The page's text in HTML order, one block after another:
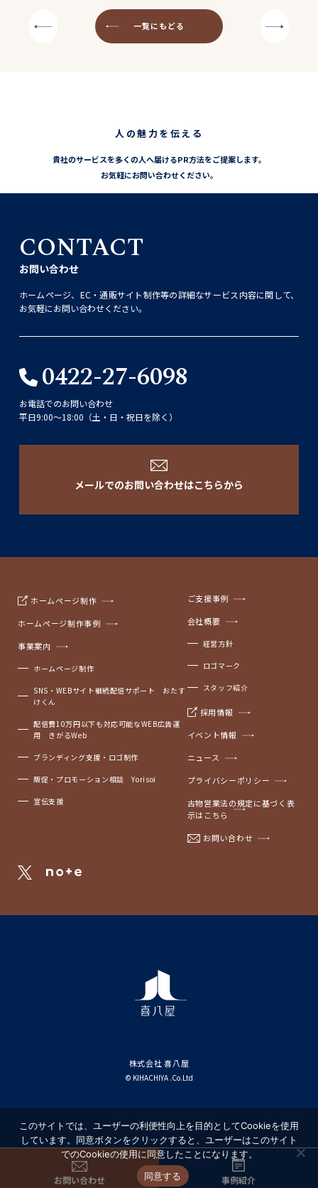
一覧にもどる
人の魅力を伝える
貴社のサービスを多くの人へ届けるPR方法をご提案します。
お気軽にお問い合わせください。
CONTACT
お問い合わせ
ホームページ、EC・通販サイト制作等の詳細なサービス内容に関して、
お気軽にお問い合わせください。
0422-27-6098
お電話でのお問い合わせ
平日9:00〜18:00（土・日・祝日を除く）
メールでのお問い合わせはこちらから
ホームページ制作
ホームページ制作事例
事業案内
ホームページ制作
SNS・WEBサイト継続配信サポート おたす
けくん
配信費10万円以下も対応可能なWEB広告運
用 きがるWeb
ブランディング支援・ロゴ制作
販促・プロモーション相談 Yorisoi
宣伝支援
ご支援事例
会社概要
経営方針
ロゴマーク
スタッフ紹介
採用情報
イベント情報
ニュース
プライバシーポリシー
古物営業法の規定に基づく表
示はこちら
お問い合わせ
株式会社 喜八屋
© KIHACHIYA .Co.Ltd
お問い合わせ 事例紹介
このサイトでは、ユーザーの利便性向上を目的としてCookieを使用
しています。同意ボタンをクリックすると、ユーザーはこのサイト
でのCookieの使用に同意したことになります。
同意する